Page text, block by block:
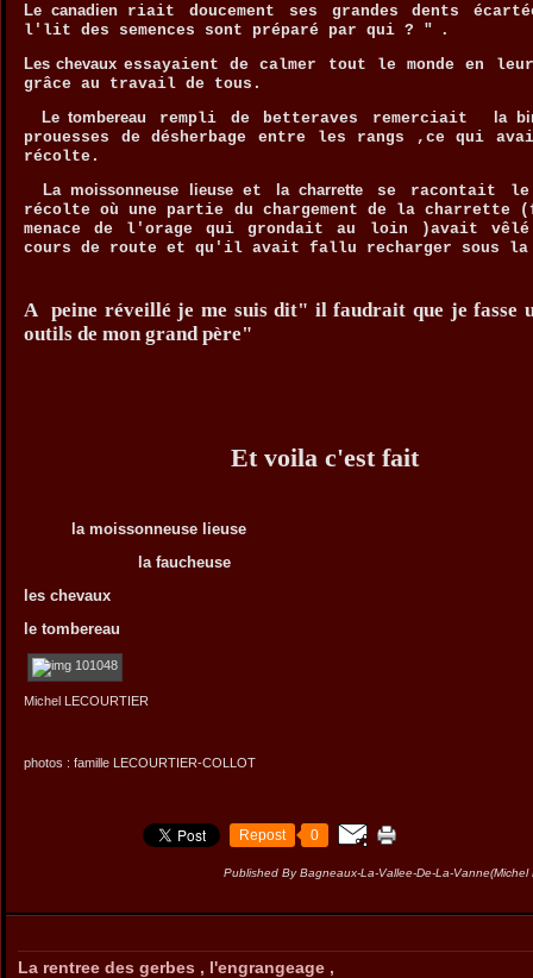
Le canadien
riait doucement ses grandes dents
l'lit des semences sont préparé par qui ? "
Les chevaux essayaient de calmer tout le monde en
grâce au travail de tous.
Le tombereau rempli de betteraves remerciait
la
prouesses de désherbage entre les rangs ,ce qui
récolte.
La moissonneuse lieuse et la charrette se racontait le
récolte où une partie du chargement de la
menace de l'orage qui grondait au loin )avait
cours de route et qu'il avait fallu recharger sous
A peine réveillé je me suis dit" il faudrait que je fasse
outils de mon grand père"
Et voila c'est fait
la moissonneuse lieuse
la faucheuse
les chevaux
le tombereau
Michel LECOURTIER
photos : famille LECOURTIER-COLLOT
Repost 0
Published By Bagneaux-La-Vallee-De-La-Vanne(Michel
La rentree des gerbes , l'engrangeage ,